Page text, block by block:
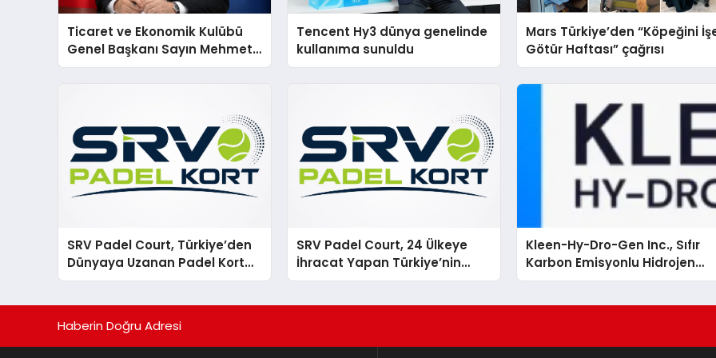
Ticaret ve Ekonomik Kulübü
Genel Başkanı Sayın Mehmet
Ulutaş, ekonomiye dair yaptığı
Tencent Hy3 dünya genelinde
kullanıma sunuldu
Mars Türkiye’den “Köpeğini
Götür Haftası” çağrısı
SRV Padel Court, Türkiye’den
Dünyaya Uzanan Padel Kort
Üretiminde Güvenin Adresi
SRV Padel Court, 24 Ülkeye
İhracat Yapan Türkiye’nin
Padel Kortu Üretim Gücü
Kleen-Hy-Dro-Gen Inc., Sıfır
Karbon Emisyonlu Hidrojen
Isıtma Teknolojisinde ISO ve
Haberin Doğru Adresi